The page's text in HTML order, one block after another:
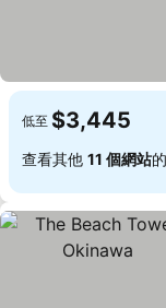
低至 $3,445
查看其他 11 個網站